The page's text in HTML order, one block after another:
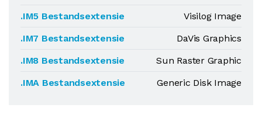
.IM5 Bestandsextensie
Visilog Image
.IM7 Bestandsextensie
DaVis Graphics
.IM8 Bestandsextensie
Sun Raster Graphic
.IMA Bestandsextensie
Generic Disk Image